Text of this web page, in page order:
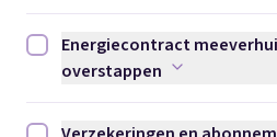
Energiecontract meeverhuizen
Energiecontract
overstappen